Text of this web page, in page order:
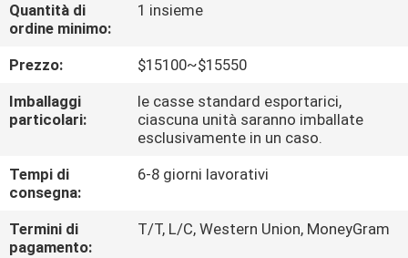
VISITA
ALLA
FABBRICA
DELLA
QUALITÀ
Quantità di
ordine minimo:
1 insieme
Prezzo:
$15100~$15550
Imballaggi
particolari:
le casse standard esportarici,
ciascuna unità saranno imballate
esclusivamente in un caso.
Tempi di
consegna:
6-8 giorni lavorativi
Termini di
pagamento:
T/T, L/C, Western Union, MoneyGram